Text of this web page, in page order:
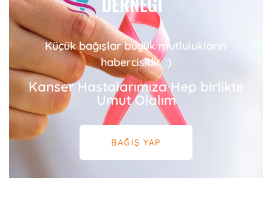
Küçük bağışlar büyük mutlulukların
habercisidir. :)
Kanser Hastalarımıza Hep birlikte
Umut Olalım
BAĞIŞ YAP